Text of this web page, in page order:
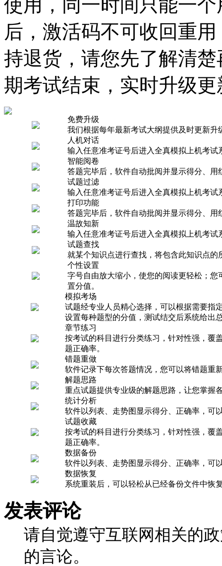
使用，同一时间只能一
后，激活码不可收回重
持退货，请您先了解清
期考试结束，实时升级
免费升级
我们根据每年最新考试大纲提供及时更新
人机对话
输入任意准考证号后进入全真模拟上机考
智能阅卷
答题完毕后，软件自动批阅并显示得分、
试题过滤
输入任意准考证号后进入全真模拟上机考
打印功能
答题完毕后，软件自动批阅并显示得分、
温故知新
输入任意准考证号后进入全真模拟上机考
试题查找
就某个知识点进行查找，将包含此知识点
个性设置
字号自由放大缩小，使您的阅读更轻松；
置分值。
模拟考场
试题经专业人员精心选择，可以根据需要指
设置每种题型的分值，测试结交后系统给出
章节练习
按考试的科目进行分类练习，针对性强，覆
题正确率。
错题重做
软件记录下每次答题情况，您可以将错题重
解题思路
重点试题提供专业级的解题思路，让您掌握
统计分析
软件以列表、走势图显示得分、正确率，可
试题收藏
按考试的科目进行分类练习，针对性强，覆
题正确率。
数据备份
软件以列表、走势图显示得分、正确率，可
数据恢复
系统重装后，可以轻松从已经备份文件中恢
发表评论
请自觉遵守互联网相关的
的言论。